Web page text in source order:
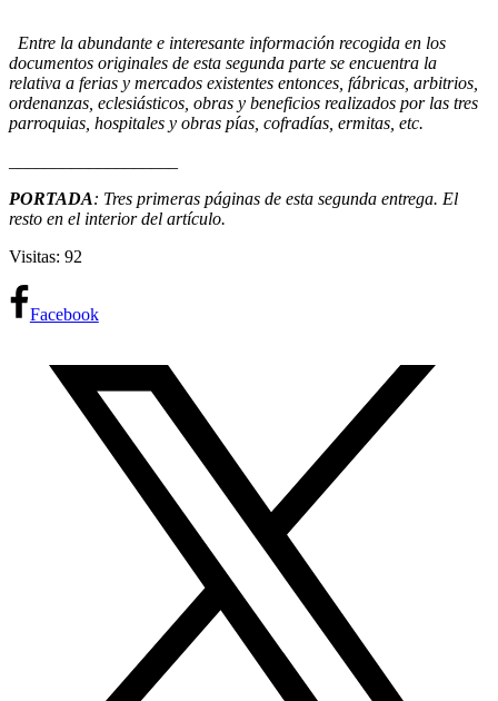
Entre la abundante e interesante información recogida en los
documentos originales de esta segunda parte se encuentra la
relativa a ferias y mercados existentes entonces, fábricas, arbitrios,
ordenanzas, eclesiásticos, obras y beneficios realizados por las tres
parroquias, hospitales y obras pías, cofradías, ermitas, etc.
PORTADA: Tres primeras páginas de esta segunda entrega. El
resto en el interior del artículo.
Visitas: 92
Facebook